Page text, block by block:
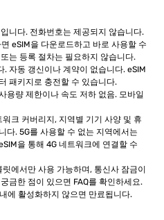
니다. 전화번호는 제공되지 않습니다.
eSIM을 다운로드하고 바로 사용할 수
는 등록 절차는 필요하지 않습니다.
. 자동 갱신이나 계약이 없습니다. eSIM
패키지로 충전할 수 있습니다.
용량 제한이나 속도 저하 없음. 모바일
크 커버리지, 지역별 기기 사양 및 휴
다. 5G를 사용할 수 없는 지역에서는
을 통해 4G 네트워크에 연결할 수
에서만 사용 가능하며, 통신사 잠금이
금한 점이 있으면 FAQ를 확인하세요.
에 활성화하지 않으면 만료됩니다.